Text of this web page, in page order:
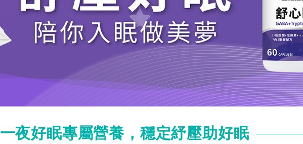
一夜好眠專屬營養，穩定紓壓助好眠